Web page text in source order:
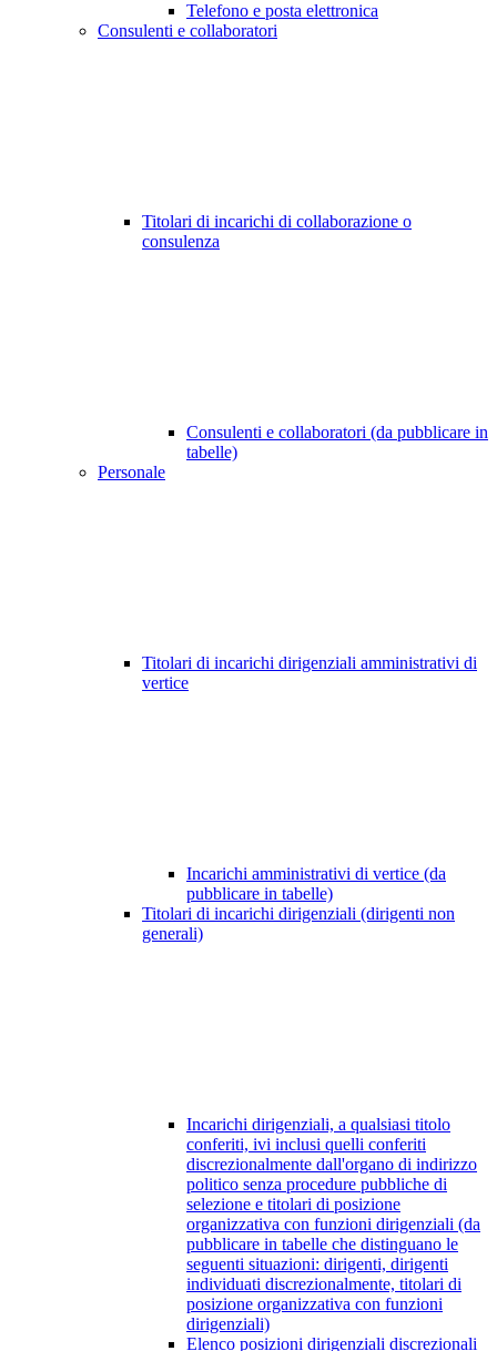
Telefono e posta elettronica
Consulenti e collaboratori
Titolari di incarichi di collaborazione o
consulenza
Consulenti e collaboratori (da pubblicare in
tabelle)
Personale
Titolari di incarichi dirigenziali amministrativi di
vertice
Incarichi amministrativi di vertice (da
pubblicare in tabelle)
Titolari di incarichi dirigenziali (dirigenti non
generali)
Incarichi dirigenziali, a qualsiasi titolo
conferiti, ivi inclusi quelli conferiti
discrezionalmente dall'organo di indirizzo
politico senza procedure pubbliche di
selezione e titolari di posizione
organizzativa con funzioni dirigenziali (da
pubblicare in tabelle che distinguano le
seguenti situazioni: dirigenti, dirigenti
individuati discrezionalmente, titolari di
posizione organizzativa con funzioni
dirigenziali)
Elenco posizioni dirigenziali discrezionali